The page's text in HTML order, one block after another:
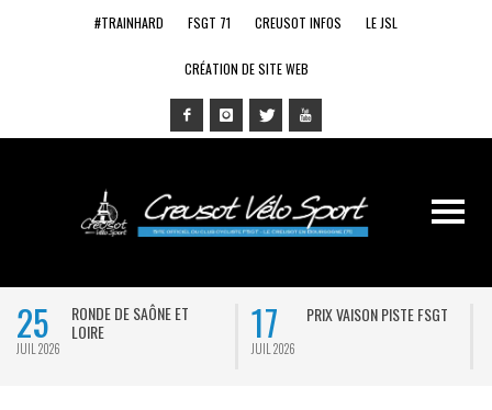
#TRAINHARD FSGT 71 CREUSOT INFOS LE JSL
CRÉATION DE SITE WEB
25
JUIL 2026
RONDE DE SAÔNE ET
LOIRE
17
JUIL 2026
PRIX VAISON PISTE FSGT